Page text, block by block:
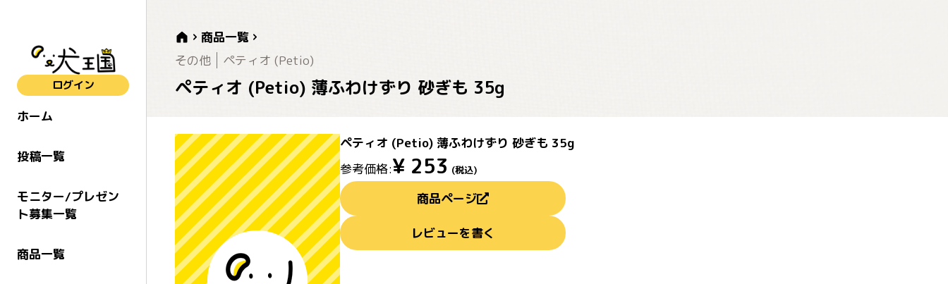
ログイン
ホーム
投稿一覧
モニター/プレゼン
ト募集一覧
商品一覧
商品一覧
その他
ペティオ (Petio)
ペティオ (Petio) 薄ふわけずり 砂ぎも 35g
ペティオ (Petio) 薄ふわけずり 砂ぎも 35g
参考価格:¥ 253 (税込)
商品ページ
レビューを書く